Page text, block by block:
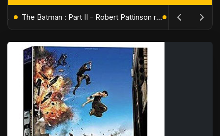
L'Âge de Glace : Le Réveil du Volcan – Manny, Sid et Diego de retour pour une aventure explosive The Batman : Part II – Robert Pattinson replonge dans les ténèbres de Gotham dès octobre 2027